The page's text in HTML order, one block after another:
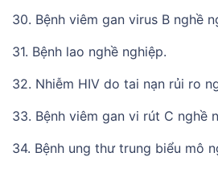
30. Bệnh viêm gan virus B nghề
31. Bệnh lao nghề nghiệp.
32. Nhiễm HIV do tai nạn rủi ro
33. Bệnh viêm gan vi rút C nghề
34. Bệnh ung thư trung biểu mô